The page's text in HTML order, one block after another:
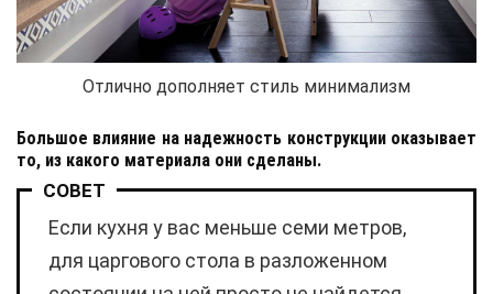
Отлично дополняет стиль минимализм
Большое влияние на надежность конструкции оказывает
то, из какого материала они сделаны.
СОВЕТ
Если кухня у вас меньше семи метров,
для царгового стола в разложенном